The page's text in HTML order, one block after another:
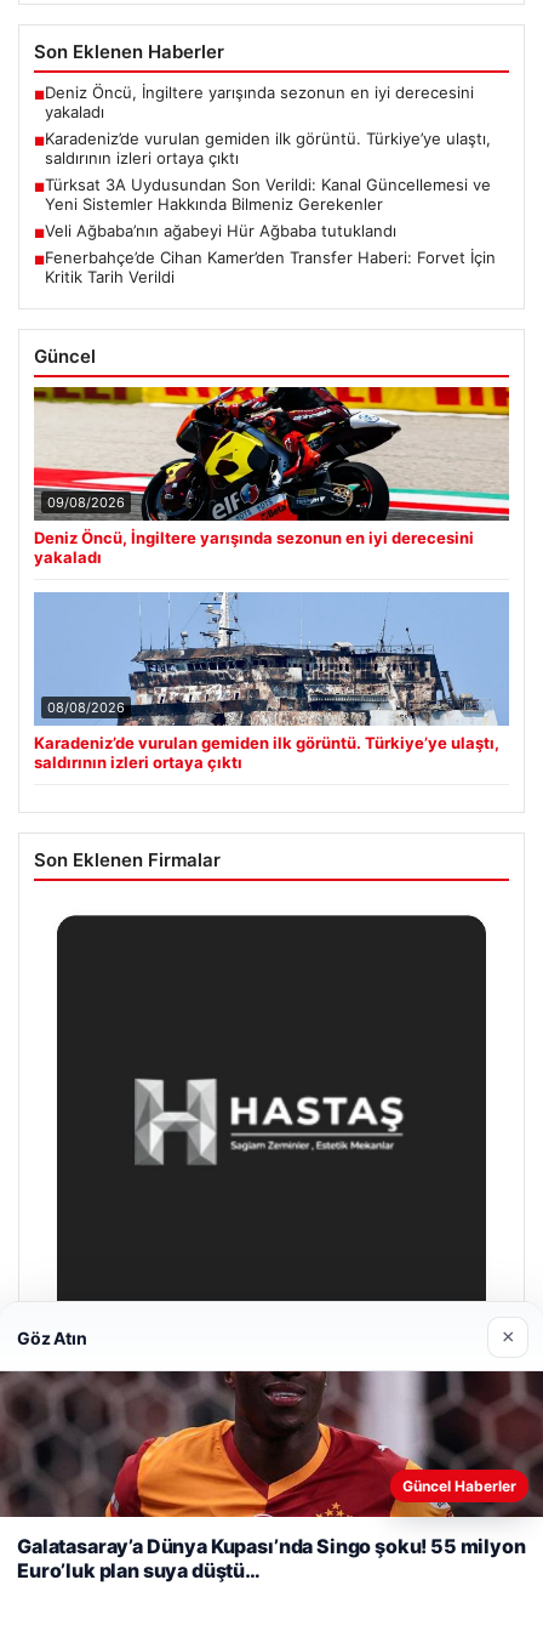
Son Eklenen Haberler
■Deniz Öncü, İngiltere yarışında sezonun en iyi derecesini
yakaladı
■Karadeniz’de vurulan gemiden ilk görüntü. Türkiye’ye ulaştı,
saldırının izleri ortaya çıktı
■Türksat 3A Uydusundan Son Verildi: Kanal Güncellemesi ve
Yeni Sistemler Hakkında Bilmeniz Gerekenler
■Veli Ağbaba’nın ağabeyi Hür Ağbaba tutuklandı
■Fenerbahçe’de Cihan Kamer’den Transfer Haberi: Forvet İçin
Kritik Tarih Verildi
Güncel
09/08/2026
Deniz Öncü, İngiltere yarışında sezonun en iyi derecesini
yakaladı
08/08/2026
Karadeniz’de vurulan gemiden ilk görüntü. Türkiye’ye ulaştı,
saldırının izleri ortaya çıktı
Son Eklenen Firmalar
Enes Kaplan Avukatlık Bürosu
28/04/2026
Web sitemizi nasıl kullandığınızı daha iyi anlayabilmek,
deneyiminizi kişiselleştirmek ve geliştirmek amacıyla çerezler
kullanıyoruz.
Çerez Politikamız
Reddet Kabul Et
Göz Atın ×
Güncel Haberler
Galatasaray’a Dünya Kupası’nda Singo şoku! 55 milyon
Euro’luk plan suya düştü…